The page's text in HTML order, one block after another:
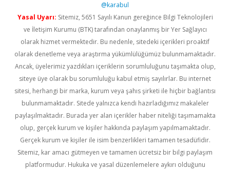
@karabul
Yasal Uyarı: Sitemiz, 5651 Sayılı Kanun gereğince Bilgi Teknolojileri
ve İletişim Kurumu (BTK) tarafından onaylanmış bir Yer Sağlayıcı
olarak hizmet vermektedir. Bu nedenle, sitedeki içerikleri proaktif
olarak denetleme veya araştırma yükümlülüğümüz bulunmamaktadır.
Ancak, üyelerimiz yazdıkları içeriklerin sorumluluğunu taşımakta olup,
siteye üye olarak bu sorumluluğu kabul etmiş sayılırlar. Bu internet
sitesi, herhangi bir marka, kurum veya şahıs şirketi ile hiçbir bağlantısı
bulunmamaktadır. Sitede yalnızca kendi hazırladığımız makaleler
paylaşılmaktadır. Burada yer alan içerikler haber niteliği taşımamakta
olup, gerçek kurum ve kişiler hakkında paylaşım yapılmamaktadır.
Gerçek kurum ve kişiler ile isim benzerlikleri tamamen tesadüfidir.
Sitemiz, kar amacı gütmeyen ve tamamen ücretsiz bir bilgi paylaşım
platformudur. Hukuka ve yasal düzenlemelere aykırı olduğunu